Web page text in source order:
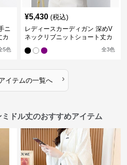
ニ
カ
5色
¥5,430 (税込)
レディースカーディガン 深めV
ネックリブニットショート丈カ
全3色
イテムの一覧へ ›
ドル丈のおすすめアイテム